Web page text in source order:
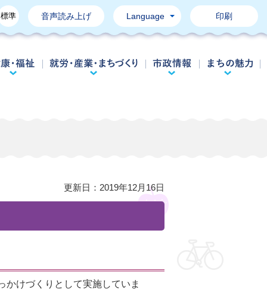
標準 音声読み上げ Language 印刷
・教育 健康・福祉 就労・産業・まちづくり
市政情報
更新日： 2019年12月16日
けづくりとして実施していま